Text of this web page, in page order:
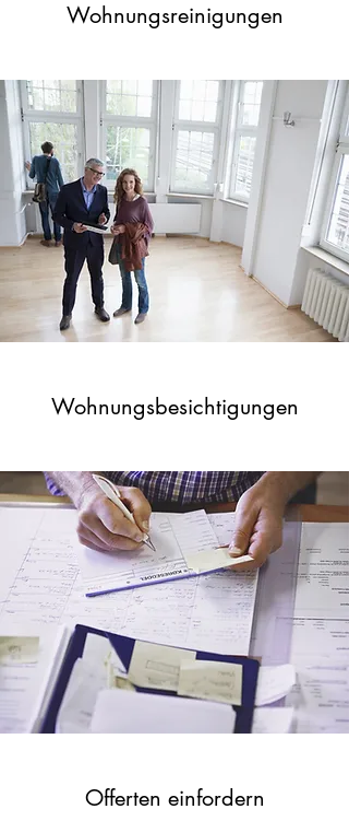
Wohnungsreinigungen
Wohnungsbesichtigungen
Offerten einfordern